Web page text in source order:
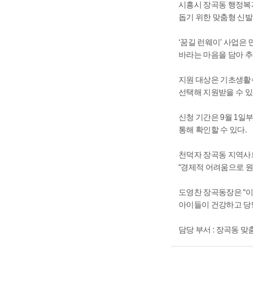
시흥시 장곡동 행정
돕기 위한 맞춤형 신
‘꿈길 런웨이’ 사업
바라는 마음을 담아
지원 대상은 기초생
선택해 지원받을 수
신청 기간은 9월 1일
통해 확인할 수 있다.
천덕자 장곡동 지역
“경제적 어려움으로
도영찬 장곡동장은 “
아이들이 건강하고
담당 부서 : 장곡동 맞